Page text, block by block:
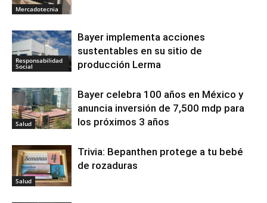
Mercadotecnia
Responsabilidad
Social
Bayer implementa acciones
sustentables en su sitio de
producción Lerma
Salud
Bayer celebra 100 años en México y
anuncia inversión de 7,500 mdp para
los próximos 3 años
Salud
Trivia: Bepanthen protege a tu bebé
de rozaduras